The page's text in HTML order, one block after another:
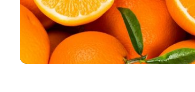
Süßwaren
Nahrungsergänzungsprodukte